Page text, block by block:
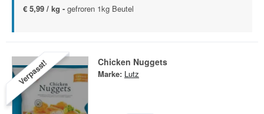
€ 5,99 / kg - gefroren 1kg Beutel
Verpasst! Chicken Nuggets
Marke: Lutz